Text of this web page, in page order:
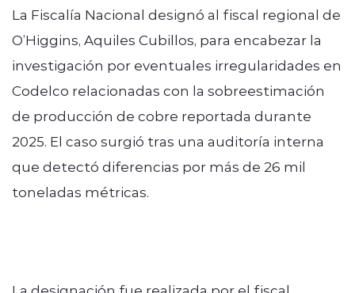
La Fiscalía Nacional designó al fiscal regional de
O’Higgins, Aquiles Cubillos, para encabezar la
investigación por eventuales irregularidades en
Codelco relacionadas con la sobreestimación
de producción de cobre reportada durante
2025. El caso surgió tras una auditoría interna
que detectó diferencias por más de 26 mil
toneladas métricas.
La designación fue realizada por el fiscal